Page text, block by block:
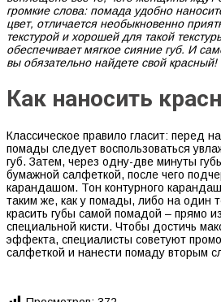
громкие слова: помада удобно
цвет, отличается необыкновенно
текстурой и хорошей для такой
обеспечивает мягкое сияние губ. И
вы обязательно найдете свой красный!
Как наносить
Классическое правило гласит: перед
помады следует воспользоваться
губ. Затем, через одну-две минуты
бумажной салфеткой, после чего
карандашом. Тон контурного
таким же, как у помады, либо на один
красить губы самой помадой – прямо
специальной кисти. Чтобы достичь
эффекта, специалисты советуют
салфеткой и нанести помаду вторым